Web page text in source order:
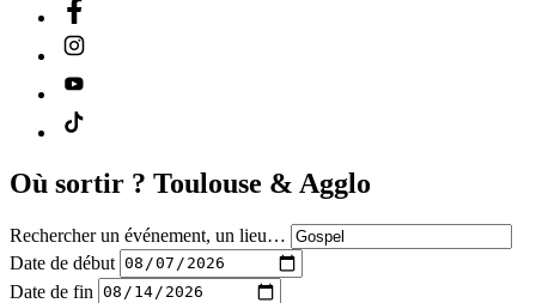
Où sortir ? Toulouse & Agglo
Rechercher un événement, un lieu…
Date de début
Date de fin